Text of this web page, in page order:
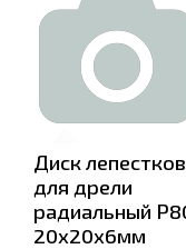
Диск
для дрели
радиальный
20х20х6мм